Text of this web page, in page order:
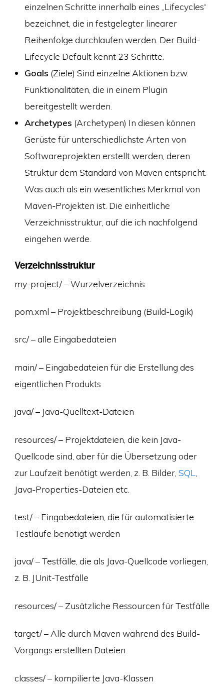
einzelnen Schritte innerhalb eines „Lifecycles“
bezeichnet, die in festgelegter linearer
Reihenfolge durchlaufen werden. Der Build-
Lifecycle Default kennt 23 Schritte.
Goals (Ziele) Sind einzelne Aktionen bzw.
Funktionalitäten, die in einem Plugin
bereitgestellt werden.
Archetypes (Archetypen) In diesen können
Gerüste für unterschiedlichste Arten von
Softwareprojekten erstellt werden, deren
Struktur dem Standard von Maven entspricht.
Was auch als ein wesentliches Merkmal von
Maven-Projekten ist. Die einheitliche
Verzeichnisstruktur, auf die ich nachfolgend
eingehen werde.
Verzeichnisstruktur
my-project/ – Wurzelverzeichnis
pom.xml – Projektbeschreibung (Build-Logik)
src/ – alle Eingabedateien
main/ – Eingabedateien für die Erstellung des
eigentlichen Produkts
java/ – Java-Quelltext-Dateien
resources/ – Projektdateien, die kein Java-
Quellcode sind, aber für die Übersetzung oder
zur Laufzeit benötigt werden, z. B. Bilder, SQL
Java-Properties-Dateien etc.
test/ – Eingabedateien, die für automatisierte
Testläufe benötigt werden
java/ – Testfälle, die als Java-Quellcode vorliegen,
z. B. JUnit-Testfälle
resources/ – Zusätzliche Ressourcen für Testfälle
target/ – Alle durch Maven während des Build-
Vorgangs erstellten Dateien
classes/ – kompilierte Java-Klassen